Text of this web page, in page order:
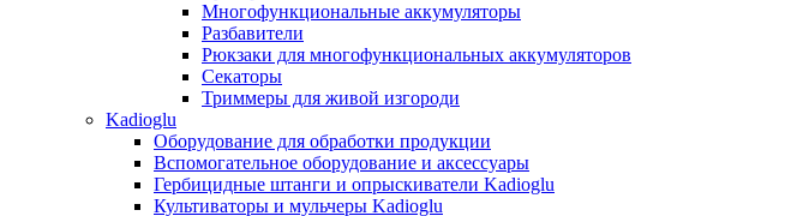
Многофункциональные аккумуляторы
Разбавители
Рюкзаки для многофункциональных аккумуляторов
Секаторы
Триммеры для живой изгороди
Kadioglu
Оборудование для обработки продукции
Вспомогательное оборудование и аксессуары
Гербицидные штанги и опрыскиватели Kadioglu
Культиваторы и мульчеры Kadioglu